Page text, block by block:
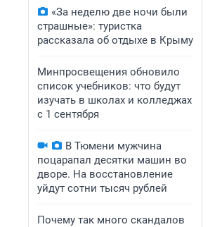
«За неделю две ночи были
страшные»: туристка
рассказала об отдыхе в Крыму
Минпросвещения обновило
список учебников: что будут
изучать в школах и колледжах
с 1 сентября
В Тюмени мужчина
поцарапал десятки машин во
дворе. На восстановление
уйдут сотни тысяч рублей
Почему так много скандалов